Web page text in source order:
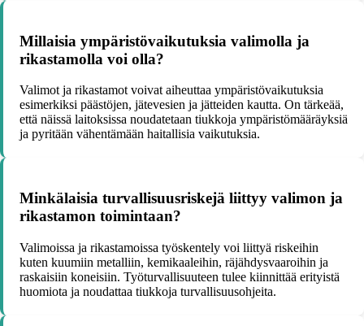
Millaisia ympäristövaikutuksia valimolla ja
rikastamolla voi olla?
Valimot ja rikastamot voivat aiheuttaa ympäristövaikutuksia
esimerkiksi päästöjen, jätevesien ja jätteiden kautta. On tärkeää,
että näissä laitoksissa noudatetaan tiukkoja ympäristömääräyksiä
ja pyritään vähentämään haitallisia vaikutuksia.
Minkälaisia turvallisuusriskejä liittyy valimon ja
rikastamon toimintaan?
Valimoissa ja rikastamoissa työskentely voi liittyä riskeihin
kuten kuumiin metalliin, kemikaaleihin, räjähdysvaaroihin ja
raskaisiin koneisiin. Työturvallisuuteen tulee kiinnittää erityistä
huomiota ja noudattaa tiukkoja turvallisuusohjeita.